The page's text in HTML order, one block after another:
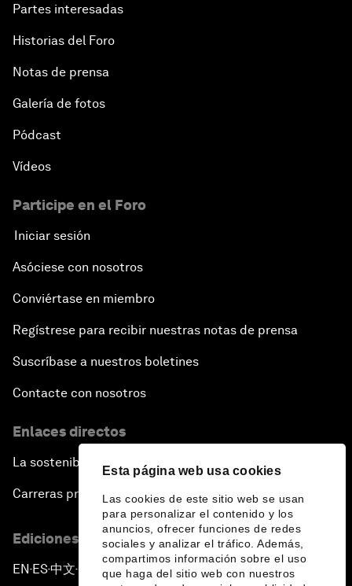
Esta página web usa cookies
Las cookies de este sitio web se usan
para personalizar el contenido y los
anuncios, ofrecer funciones de redes
sociales y analizar el tráfico. Además,
compartimos información sobre el uso
que haga del sitio web con nuestros
Partes interesadas
Historias del Foro
Notas de prensa
Galería de fotos
Pódcast
Vídeos
Participe en el Foro
Iniciar sesión
Asóciese con nosotros
Conviértase en miembro
Regístrese para recibir nuestras notas de prensa
Suscríbase a nuestros boletines
Contacte con nosotros
Enlaces directos
La sostenibilidad en el Foro
Carreras profesionales
Ediciones en otros idiomas
EN ▪ ES▪中文▪ 日本語